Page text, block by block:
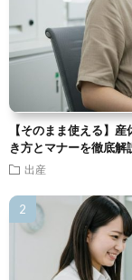
【そのまま使える】
き方とマナーを徹底解
出産